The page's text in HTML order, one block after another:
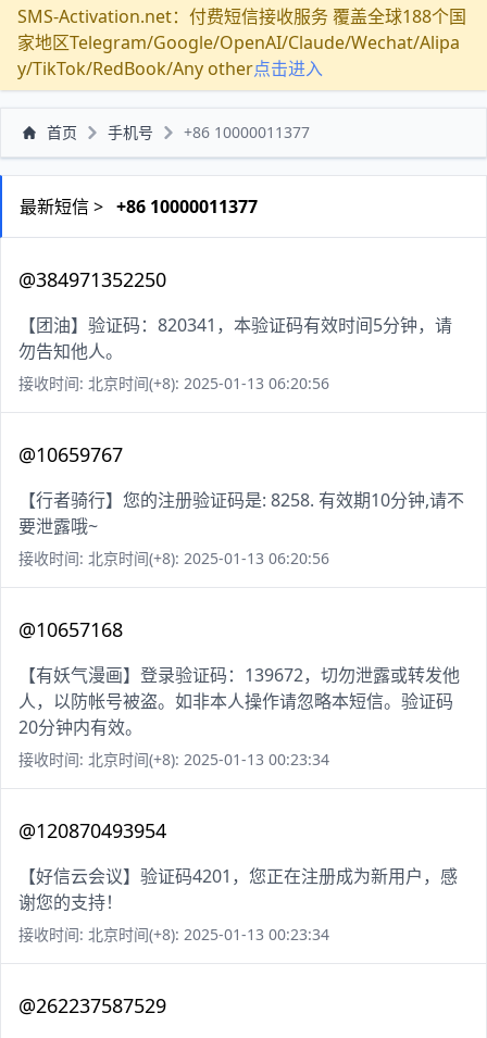
SMS-Activation.net：付费短信接收服务 覆盖全球188个国
家地区Telegram/Google/OpenAI/Claude/Wechat/Alipa
y/TikTok/RedBook/Any other点击进入
首页 手机号 +86 10000011377
最新短信 > +86 10000011377
@384971352250
【团油】验证码：820341，本验证码有效时间5分钟，请
勿告知他人。
接收时间: 北京时间(+8): 2025-01-13 06:20:56
@10659767
【行者骑行】您的注册验证码是: 8258. 有效期10分钟,请不
要泄露哦~
接收时间: 北京时间(+8): 2025-01-13 06:20:56
@10657168
【有妖气漫画】登录验证码：139672，切勿泄露或转发他
人，以防帐号被盗。如非本人操作请忽略本短信。验证码
20分钟内有效。
接收时间: 北京时间(+8): 2025-01-13 00:23:34
@120870493954
【好信云会议】验证码4201，您正在注册成为新用户，感
谢您的支持！
接收时间: 北京时间(+8): 2025-01-13 00:23:34
@262237587529